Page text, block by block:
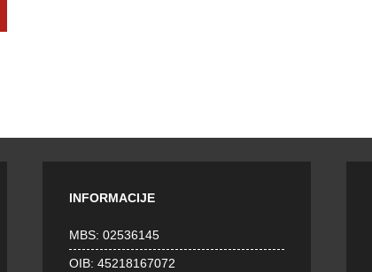
INFORMACIJE
MBS: 02536145
OIB: 45218167072